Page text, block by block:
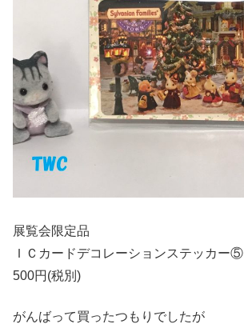
展覧会限定品
ＩＣカードデコレーションステッカー⑤
500円(税別)
がんばって買ったつもりでしたが